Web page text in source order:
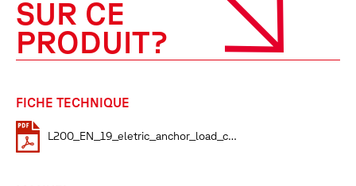
SUR CE
PRODUIT?
FICHE TECHNIQUE
L200_EN_19_eletric_anchor_load_cells